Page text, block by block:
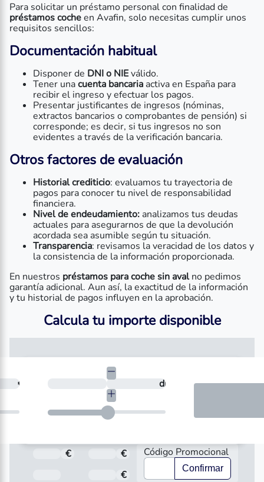
Para solicitar un préstamo personal con finalidad de
préstamos cocheen Avafin, solo necesitas cumplir unos
requisitos sencillos:
Documentación habitual
Disponer de DNI o NIEválido.
Tener unacuenta bancaria activa en España para
recibir el ingreso y efectuar los pagos.
Presentar justificantes de ingresos (nóminas,
extractos bancarios o comprobantes de pensión) si
corresponde; es decir, si tus ingresos no son
evidentes a través de la verificación bancaria.
Otros factores de evaluación
Historial crediticio: evaluamos tu trayectoria de
pagos para conocer tu nivel de responsabilidad
financiera.
Nivel de endeudamiento: analizamos tus deudas
actuales para asegurarnos de que la devolución
acordada sea asumible según tu situación.
Transparencia: revisamos la veracidad de los datos y
la consistencia de la información proporcionada.
En nuestros préstamos para coche sin avalno pedimos
garantía adicional. Aun así, la exactitud de la información
y tu historial de pagos influyen en la aprobación.
Calcula tu importe disponible
€ ¿En cuántos días quieres devolverlo?
días
Total a pagar
€ Importe
€
Fecha de Vencimiento
€
Código Promocional
Confirmar